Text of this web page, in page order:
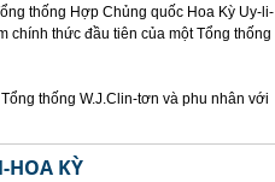
thống Hợp Chủng quốc Hoa Kỳ Uy-li-
chính thức đầu tiên của một Tổng thống
thống W.J.Clin-tơn và phu nhân với
HOA KỲ